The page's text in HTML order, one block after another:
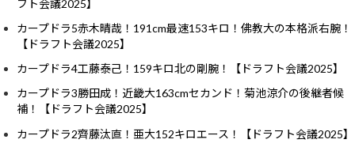
フト会議2025】
カープドラ5赤木晴哉！191cm最速153キロ！佛教大の本格派右腕！
【ドラフト会議2025】
カープドラ4工藤泰己！159キロ北の剛腕！【ドラフト会議2025】
カープドラ3勝田成！近畿大163cmセカンド！菊池涼介の後継者候
補！【ドラフト会議2025】
カープドラ2齊藤汰直！亜大152キロエース！【ドラフト会議2025】